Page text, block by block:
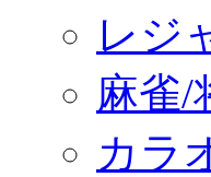
レジ
麻雀/
カラ